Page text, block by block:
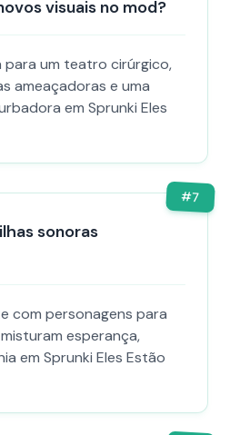
visuais no mod?
para um teatro cirúrgico,
ameaçadoras e uma
em Sprunki Eles
#7
sonoras
com personagens para
esperança,
em Sprunki Eles Estão